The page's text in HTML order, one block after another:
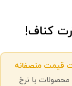
کناف!
قیمت منصفانه
محصولات با نرخ